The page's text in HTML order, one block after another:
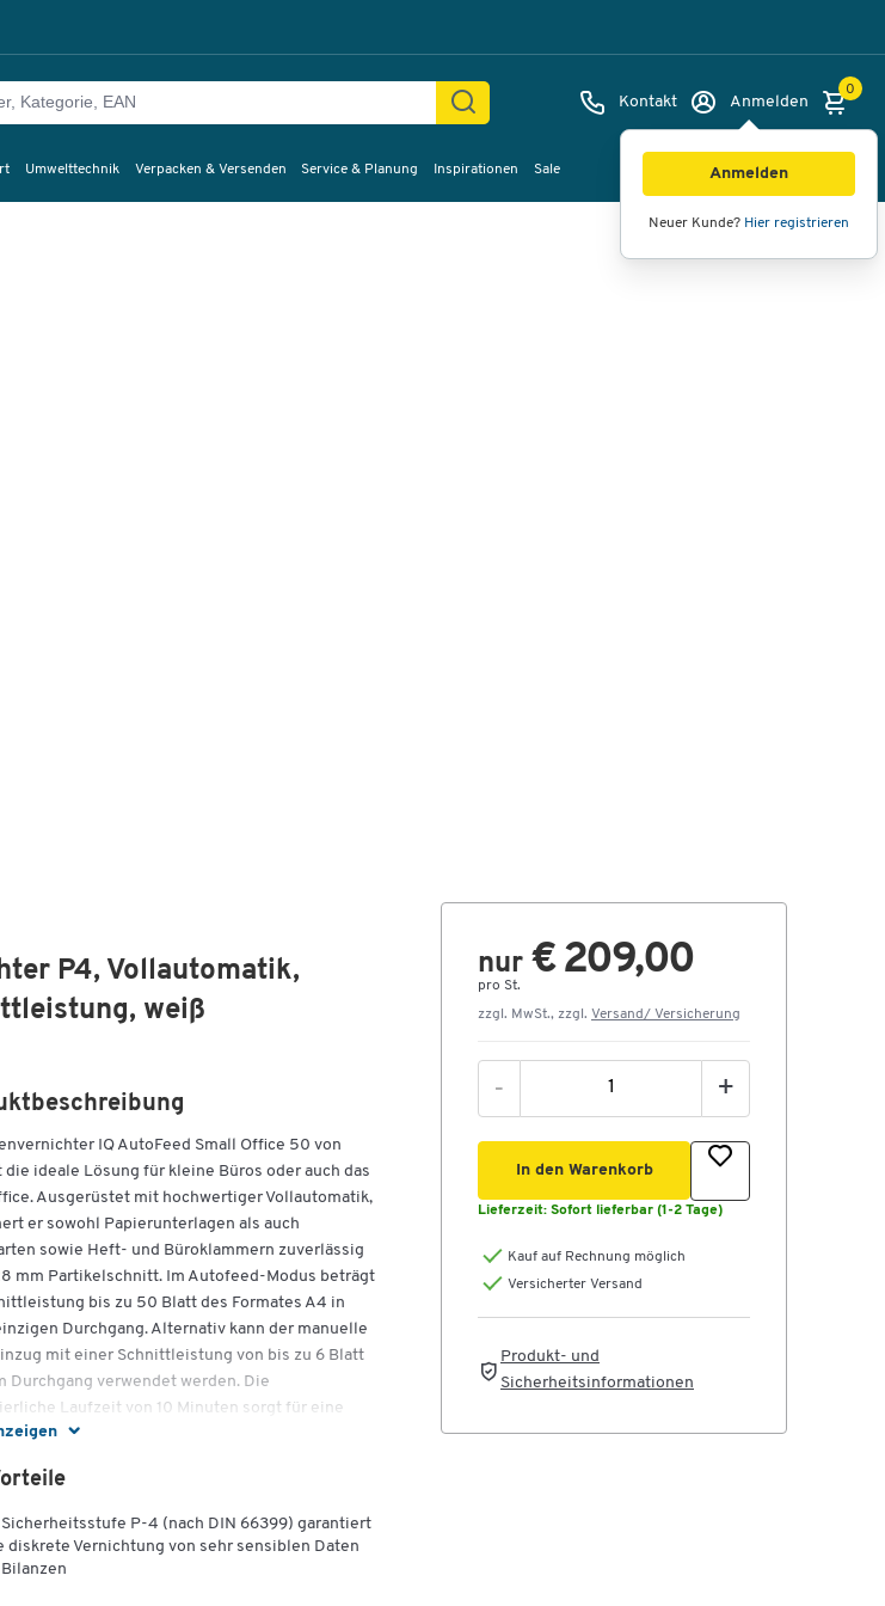
Kontakt Anmelden
Anmelden
Neuer Kunde? Hier registrieren
0
Umwelttechnik Verpacken & Versenden Service & Planung Inspirationen Sale
P4, Vollautomatik,
weiß
IQ AutoFeed Small Office 50 von
die ideale Lösung für kleine Büros oder auch das
Ausgerüstet mit hochwertiger Vollautomatik,
er sowohl Papierunterlagen als auch
sowie Heft- und Büroklammern zuverlässig
mm Partikelschnitt. Im Autofeed-Modus beträgt
bis zu 50 Blatt des Formates A4 in
Durchgang. Alternativ kann der manuelle
mit einer Schnittleistung von bis zu 6 Blatt
Durchgang verwendet werden. Die
Laufzeit von 10 Minuten sorgt für eine
Leistung.
der IQ AutoFeed Small Office 50 der
besonders leisen Betrieb. Intuitive Touch
sorgt für eine einfache Bedienung.
P-4 (nach DIN 66399) garantiert
diskrete Vernichtung von sehr sensiblen Daten
nur € 209,00
pro St.
zzgl. MwSt., zzgl. Versand/ Versicherung
- +
In den Warenkorb
Lieferzeit: Sofort lieferbar (1-2 Tage)
Kauf auf Rechnung möglich
Versicherter Versand
Produkt- und
Sicherheitsinformationen
Bilder Videos 360°-Ansicht